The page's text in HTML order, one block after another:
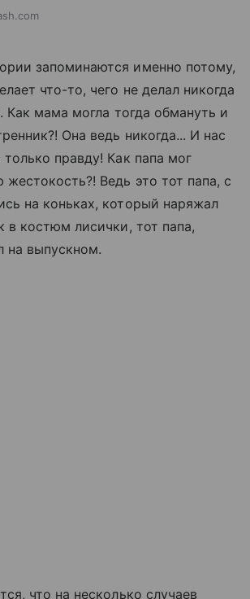
запоминаются именно потому,
что-то, чего не делал никогда
Как мама могла тогда обмануть и
Она ведь никогда... И нас
только правду! Как папа мог
жестокость?! Ведь это тот папа, с
на коньках, который наряжал
в костюм лисички, тот папа,
на выпускном.
что на несколько случаев